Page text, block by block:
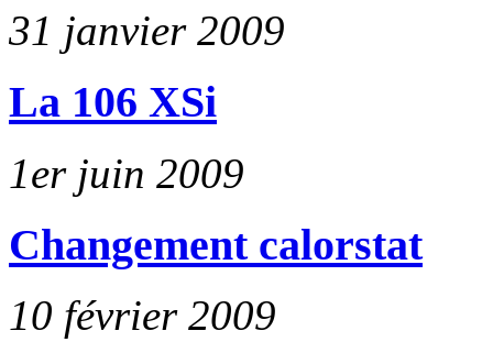
31 janvier 2009
La 106 XSi
1er juin 2009
Changement calorstat
10 février 2009